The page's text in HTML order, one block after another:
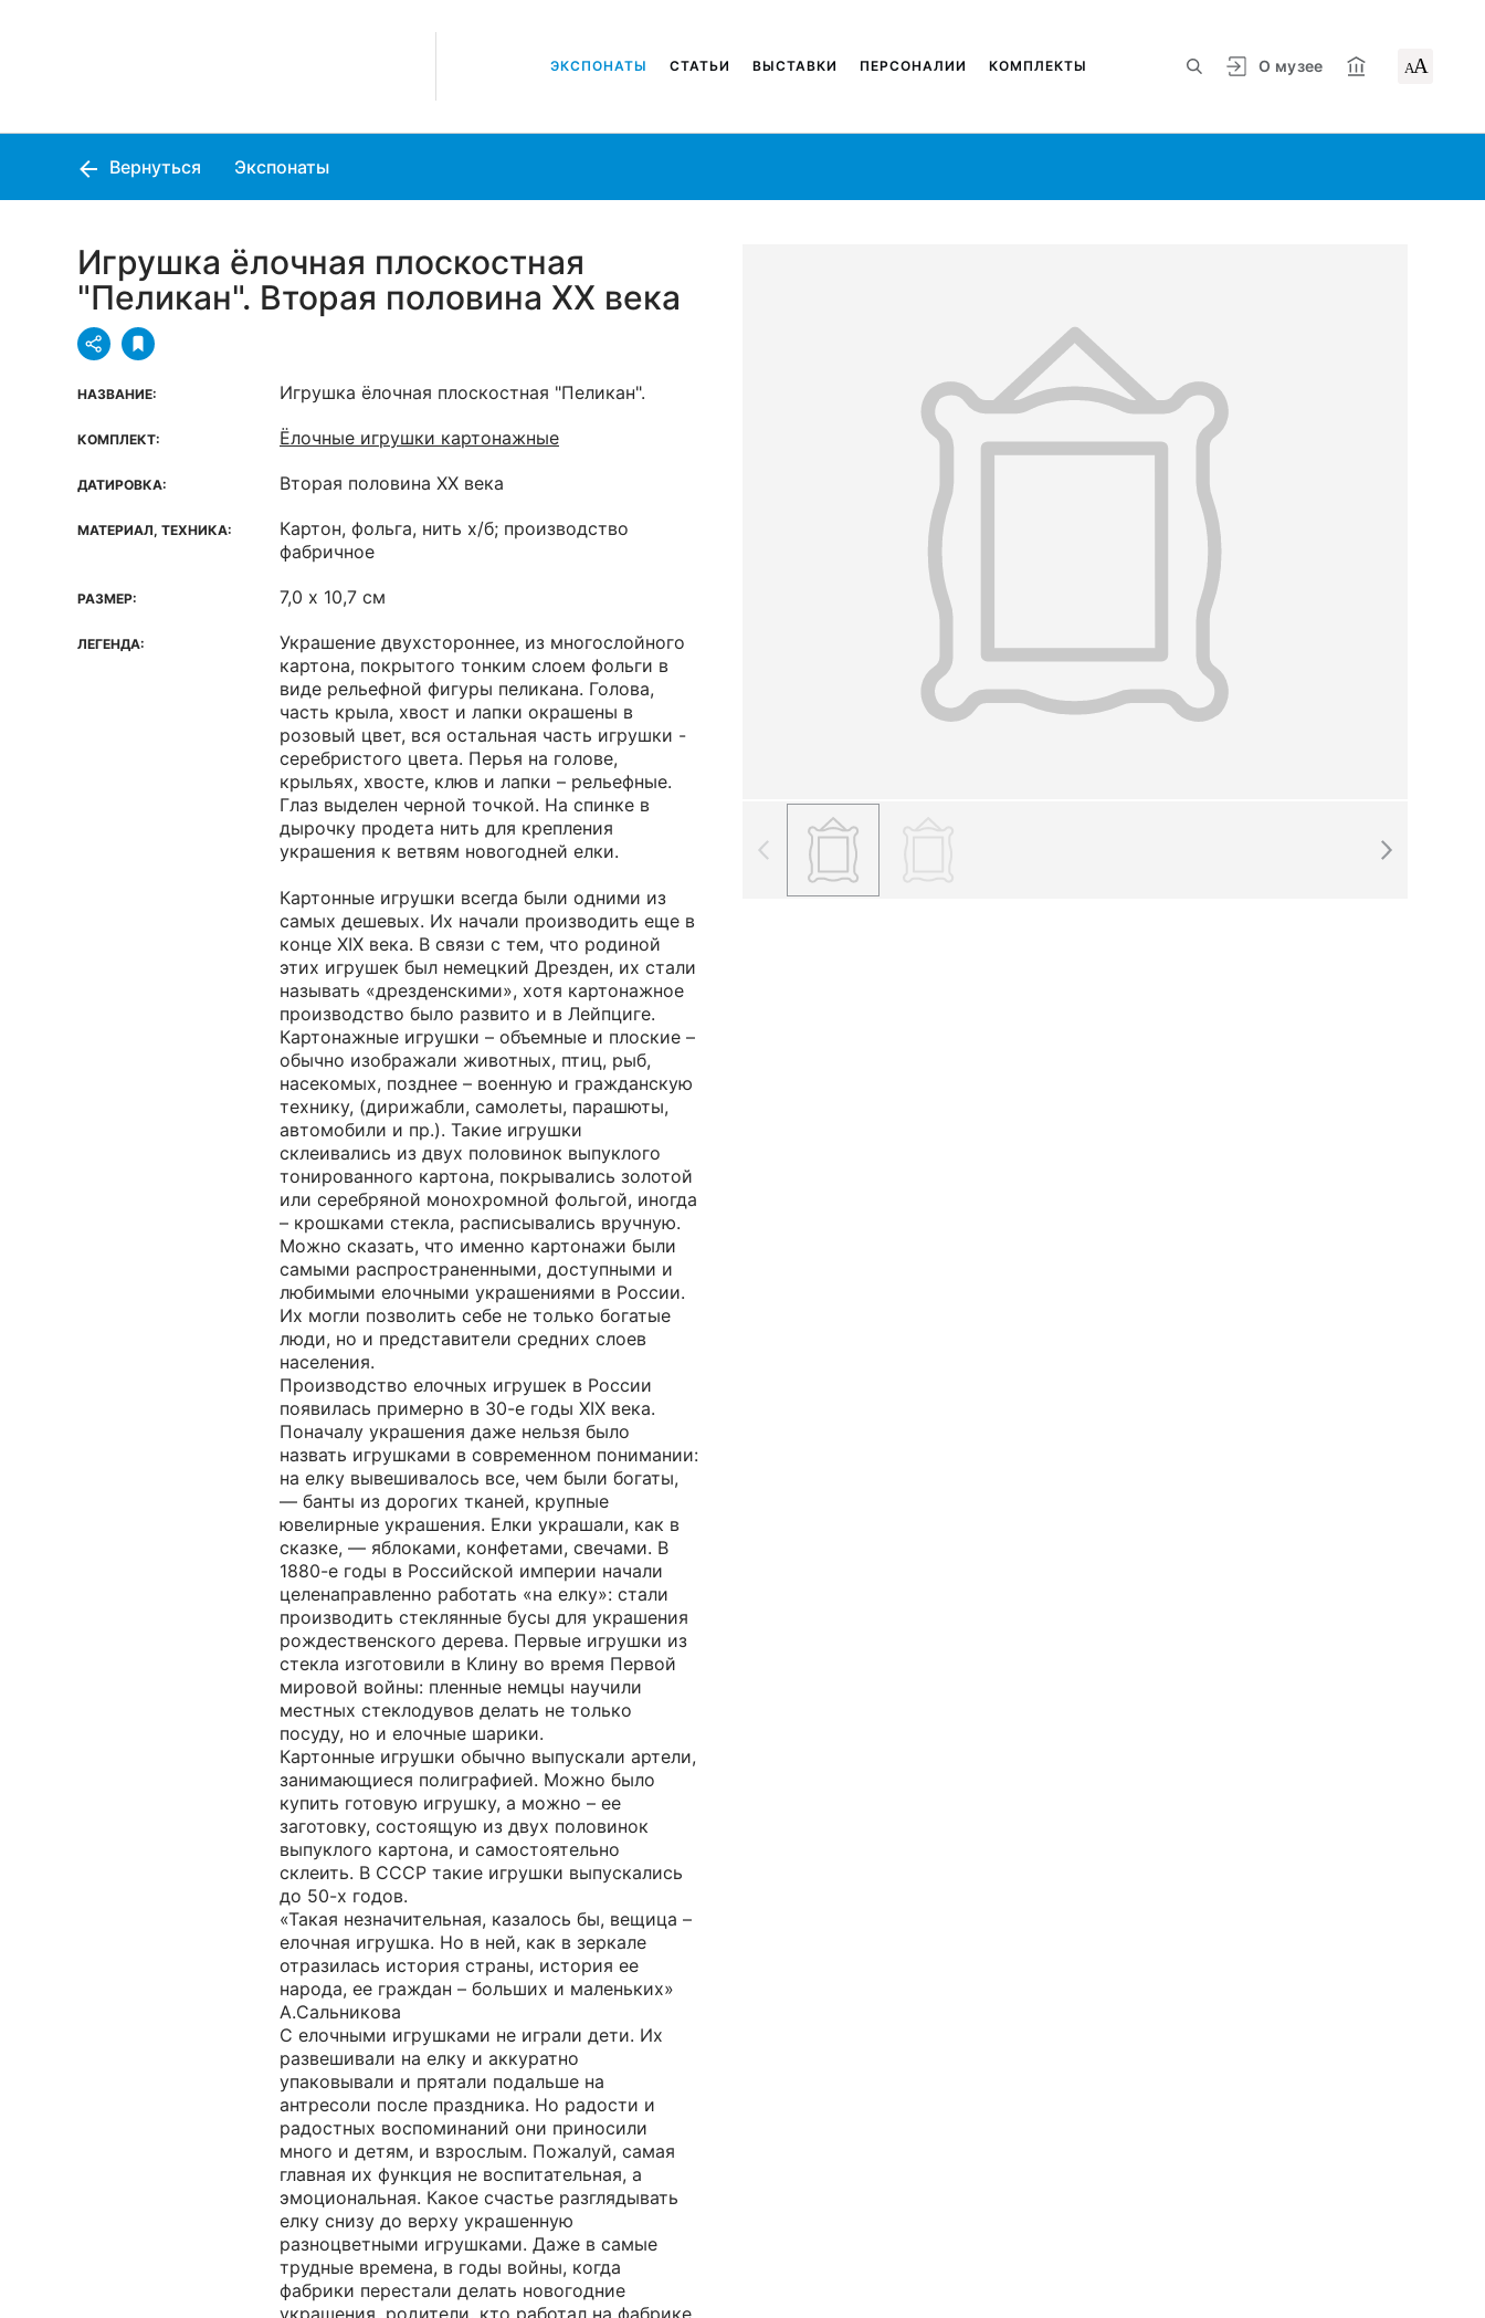
О музее АА
ЭКСПОНАТЫ СТАТЬИ ВЫСТАВКИ ПЕРСОНАЛИИ КОМПЛЕКТЫ
Вернуться Экспонаты
Игрушка ёлочная плоскостная
"Пеликан". Вторая половина XX века
НАЗВАНИЕ: Игрушка ёлочная плоскостная "Пеликан".
КОМПЛЕКТ: Ёлочные игрушки картонажные
ДАТИРОВКА: Вторая половина XX века
МАТЕРИАЛ, ТЕХНИКА:
Картон, фольга, нить х/б; производство
фабричное
РАЗМЕР: 7,0 х 10,7 см
ЛЕГЕНДА:
Украшение двухстороннее, из многослойного
картона, покрытого тонким слоем фольги в
виде рельефной фигуры пеликана. Голова,
часть крыла, хвост и лапки окрашены в
розовый цвет, вся остальная часть игрушки -
серебристого цвета. Перья на голове,
крыльях, хвосте, клюв и лапки – рельефные.
Глаз выделен черной точкой. На спинке в
дырочку продета нить для крепления
украшения к ветвям новогодней елки.
Картонные игрушки всегда были одними из
самых дешевых. Их начали производить еще в
конце XIX века. В связи с тем, что родиной
этих игрушек был немецкий Дрезден, их стали
называть «дрезденскими», хотя картонажное
производство было развито и в Лейпциге.
Картонажные игрушки – объемные и плоские –
обычно изображали животных, птиц, рыб,
насекомых, позднее – военную и гражданскую
технику, (дирижабли, самолеты, парашюты,
автомобили и пр.). Такие игрушки
склеивались из двух половинок выпуклого
тонированного картона, покрывались золотой
или серебряной монохромной фольгой, иногда
– крошками стекла, расписывались вручную.
Можно сказать, что именно картонажи были
самыми распространенными, доступными и
любимыми елочными украшениями в России.
Их могли позволить себе не только богатые
люди, но и представители средних слоев
населения.
Производство елочных игрушек в России
появилась примерно в 30-е годы XIX века.
Поначалу украшения даже нельзя было
назвать игрушками в современном понимании:
на елку вывешивалось все, чем были богаты,
— банты из дорогих тканей, крупные
ювелирные украшения. Елки украшали, как в
сказке, — яблоками, конфетами, свечами. В
1880-е годы в Российской империи начали
целенаправленно работать «на елку»: стали
производить стеклянные бусы для украшения
рождественского дерева. Первые игрушки из
стекла изготовили в Клину во время Первой
мировой войны: пленные немцы научили
местных стеклодувов делать не только
посуду, но и елочные шарики.
Картонные игрушки обычно выпускали артели,
занимающиеся полиграфией. Можно было
купить готовую игрушку, а можно – ее
заготовку, состоящую из двух половинок
выпуклого картона, и самостоятельно
склеить. В СССР такие игрушки выпускались
до 50-х годов.
«Такая незначительная, казалось бы, вещица –
елочная игрушка. Но в ней, как в зеркале
отразилась история страны, история ее
народа, ее граждан – больших и маленьких»
А.Сальникова
С елочными игрушками не играли дети. Их
развешивали на елку и аккуратно
упаковывали и прятали подальше на
антресоли после праздника. Но радости и
радостных воспоминаний они приносили
много и детям, и взрослым. Пожалуй, самая
главная их функция не воспитательная, а
эмоциональная. Какое счастье разглядывать
елку снизу до верху украшенную
разноцветными игрушками. Даже в самые
трудные времена, в годы войны, когда
фабрики перестали делать новогодние
украшения, родители, кто работал на фабрике